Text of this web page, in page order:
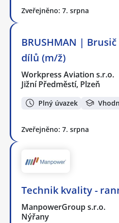
Zveřejněno: 7. srpna
BRUSHMAN |
dílů (m/ž)
Workpress Aviation s.r.o.
Jižní Předměstí, Plzeň
Plný úvazek
Zveřejněno: 7. srpna
Technik kvality -
ManpowerGroup s.r.o.
Nýřany